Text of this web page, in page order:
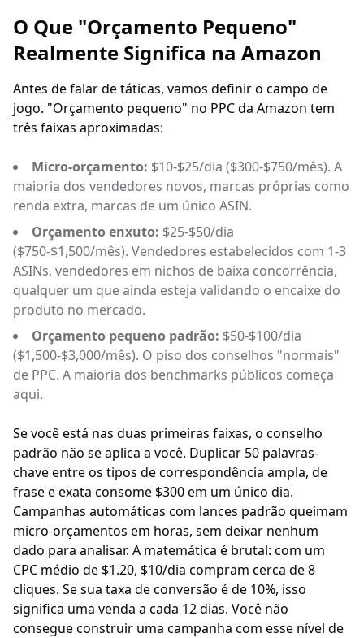
O Que "Orçamento Pequeno"
Realmente Significa na Amazon
Antes de falar de táticas, vamos definir o campo de
jogo. "Orçamento pequeno" no PPC da Amazon tem
três faixas aproximadas:
Micro-orçamento: $10-$25/dia ($300-$750/mês). A
maioria dos vendedores novos, marcas próprias como
renda extra, marcas de um único ASIN.
Orçamento enxuto: $25-$50/dia
($750-$1,500/mês). Vendedores estabelecidos com 1-3
ASINs, vendedores em nichos de baixa concorrência,
qualquer um que ainda esteja validando o encaixe do
produto no mercado.
Orçamento pequeno padrão: $50-$100/dia
($1,500-$3,000/mês). O piso dos conselhos "normais"
de PPC. A maioria dos benchmarks públicos começa
aqui.
Se você está nas duas primeiras faixas, o conselho
padrão não se aplica a você. Duplicar 50 palavras-
chave entre os tipos de correspondência ampla, de
frase e exata consome $300 em um único dia.
Campanhas automáticas com lances padrão queimam
micro-orçamentos em horas, sem deixar nenhum
dado para analisar. A matemática é brutal: com um
CPC médio de $1.20, $10/dia compram cerca de 8
cliques. Se sua taxa de conversão é de 10%, isso
significa uma venda a cada 12 dias. Você não
consegue construir uma campanha com esse nível de